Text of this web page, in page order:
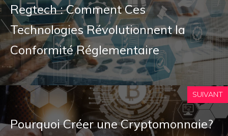
Regtech : Comment Ces
Technologies Révolutionnent la
Conformité Réglementaire
SUIVANT
Pourquoi Créer une Cryptomonnaie?